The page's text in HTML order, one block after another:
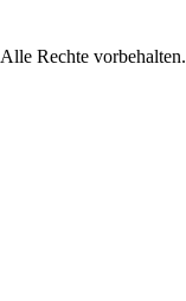
Alle Rechte vorbehalten.